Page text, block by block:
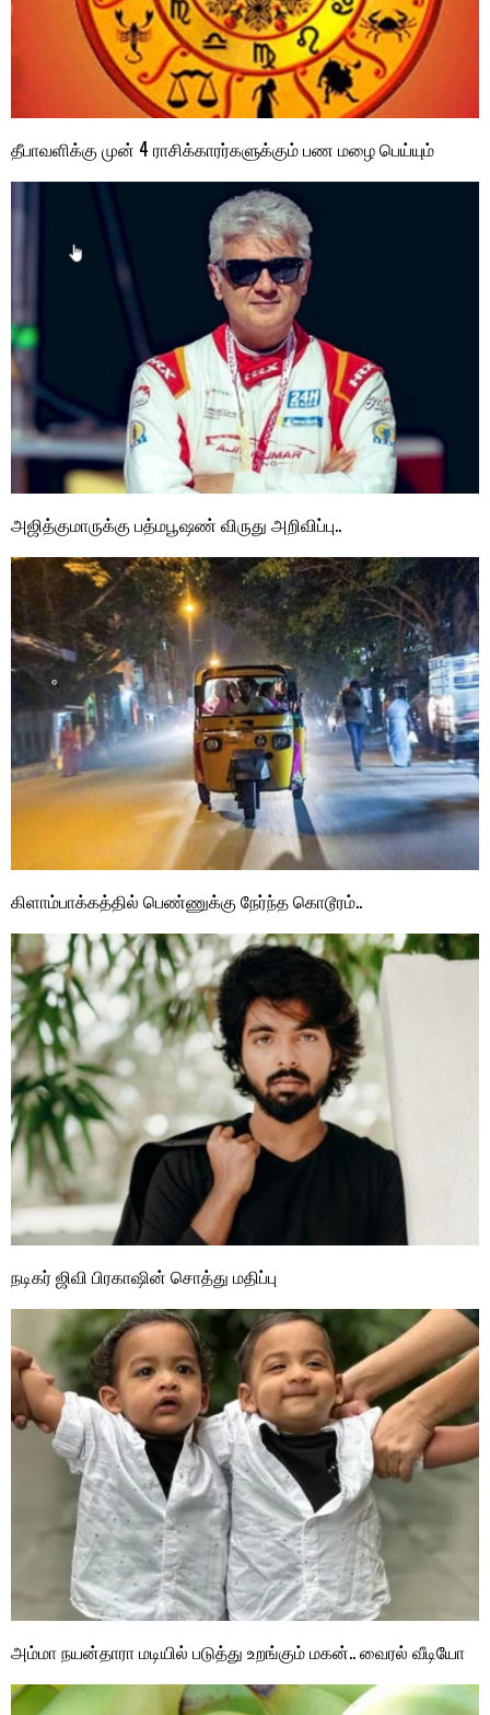
தீபாவளிக்கு முன் 4 ராசிக்காரர்களுக்கும் பண மழை பெய்யும்
அஜித்குமாருக்கு பத்மபூஷண் விருது அறிவிப்பு..
கிளாம்பாக்கத்தில் பெண்ணுக்கு நேர்ந்த கொடூரம்..
நடிகர் ஜிவி பிரகாஷின் சொத்து மதிப்பு
அம்மா நயன்தாரா மடியில் படுத்து உறங்கும் மகன்.. வைரல் வீடியோ